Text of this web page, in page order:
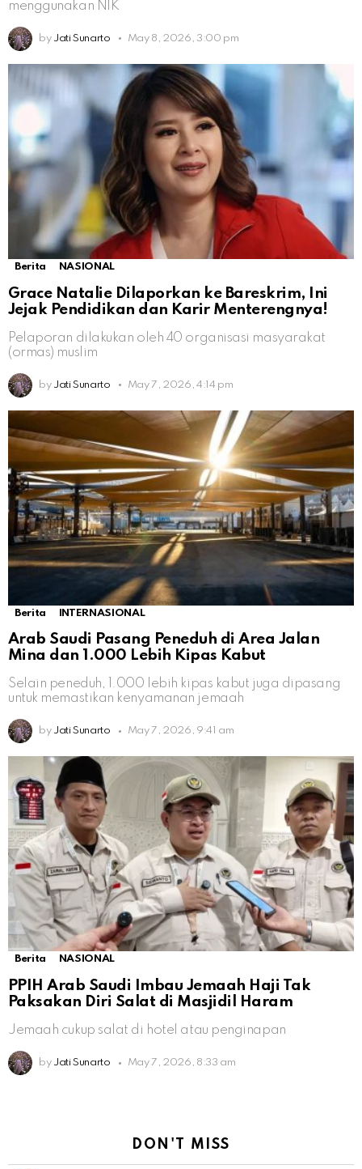
menggunakan NIK
by Jati Sunarto May 8, 2026, 3:00 pm
Berita NASIONAL
Grace Natalie Dilaporkan ke Bareskrim, Ini
Jejak Pendidikan dan Karir Menterengnya!
Pelaporan dilakukan oleh 40 organisasi masyarakat
(ormas) muslim
by Jati Sunarto May 7, 2026, 4:14 pm
Berita INTERNASIONAL
Arab Saudi Pasang Peneduh di Area Jalan
Mina dan 1.000 Lebih Kipas Kabut
Selain peneduh, 1.000 lebih kipas kabut juga dipasang
untuk memastikan kenyamanan jemaah
by Jati Sunarto May 7, 2026, 9:41 am
Berita NASIONAL
PPIH Arab Saudi Imbau Jemaah Haji Tak
Paksakan Diri Salat di Masjidil Haram
Jemaah cukup salat di hotel atau penginapan
by Jati Sunarto May 7, 2026, 8:33 am
DON'T MISS